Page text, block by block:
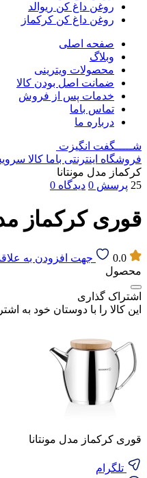
روغن داغ کن ریوالد
روغن داغ کن کرکماز
صفحه اصلی
وبلاگ
محصولات ویترینی
ضمانت اصل بودن کالا
خدمات پس از فروش
تماس باما
درباره ما
شـــــگفت انگیزت
فروشگاه اینترنتی باما کالا
کرکماز مدل مونتانا
25 پرسش 0 دیدگاه 0
قوری کرکماز
0.0 جهت افزودن به
محصول
اشتراک گذاری
این کالا را با دوستان خود به
قوری کرکماز مدل مونتانا
تلگرام